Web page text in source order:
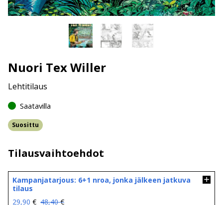
Nuori Tex Willer
Lehtitilaus
Saatavilla
Suosittu
Tilausvaihtoehdot
Kampanjatarjous: 6+1 nroa, jonka jälkeen jatkuva
tilaus
48,40€
Alkuperäinen
29,90 €
Nykyinen